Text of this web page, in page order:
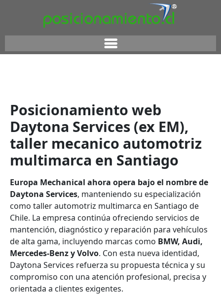
Posicionamiento web
Daytona Services (ex EM),
taller mecanico automotriz
multimarca en Santiago
Europa Mechanical ahora opera bajo el nombre de
Daytona Services, manteniendo su especialización
como taller automotriz multimarca en Santiago de
Chile. La empresa continúa ofreciendo servicios de
mantención, diagnóstico y reparación para vehículos
de alta gama, incluyendo marcas como BMW, Audi,
Mercedes-Benz y Volvo. Con esta nueva identidad,
Daytona Services refuerza su propuesta técnica y su
compromiso con una atención profesional, precisa y
orientada a clientes exigentes.